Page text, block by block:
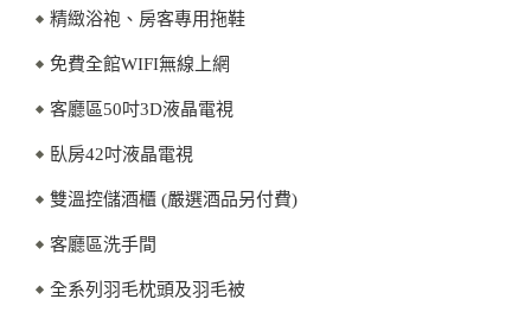
精緻浴袍、房客專用拖鞋
免費全館WIFI無線上網
客廳區50吋3D液晶電視
臥房42吋液晶電視
雙溫控儲酒櫃 (嚴選酒品另付費)
客廳區洗手間
全系列羽毛枕頭及羽毛被